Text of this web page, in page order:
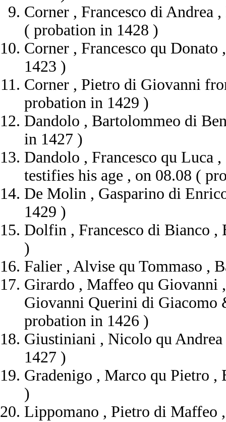
Corner , Francesco di Andrea
( probation in 1428 )
Corner , Francesco qu
1423 )
Corner , Pietro di Giovanni
probation in 1429 )
Dandolo , Bartolommeo di
in 1427 )
Dandolo , Francesco qu Luca
testifies his age , on 08.08 (
De Molin , Gasparino di
1429 )
Dolfin , Francesco di Bianco ,
)
Falier , Alvise qu Tommaso ,
Girardo , Maffeo qu Giovanni
Giovanni Querini di Giacomo
probation in 1426 )
Giustiniani , Nicolo qu
1427 )
Gradenigo , Marco qu Pietro ,
)
Lippomano , Pietro di Maffeo